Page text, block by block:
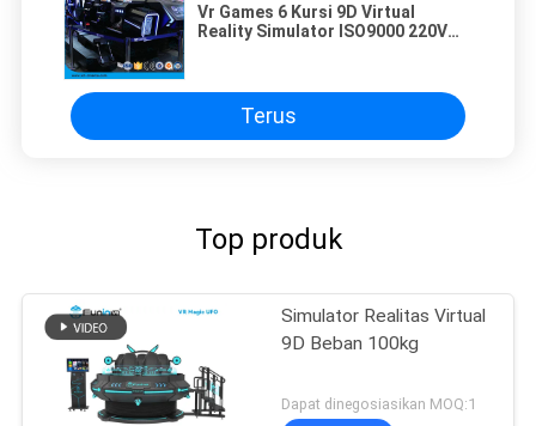
Vr Games 6 Kursi 9D Virtual
Reality Simulator ISO9000 220V
Terus
Top produk
Simulator Realitas Virtual
9D Beban 100kg
Dapat dinegosiasikan MOQ:1